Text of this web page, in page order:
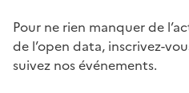
Pour ne rien manquer de
de l’open data, inscrivez-
suivez nos événements.